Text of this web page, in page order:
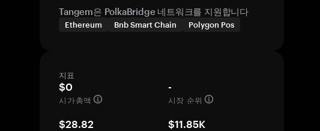
Tangem은 PolkaBridge 네트워크를 지원합니다
Ethereum Bnb Smart Chain Polygon Pos
지표
$0
시가총액
-
시장 순위
$28.82
$11.85K